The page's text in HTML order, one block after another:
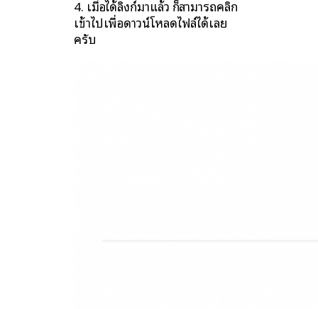
4. เมื่อได้ลิงก์มาแล้ว ก็สามารถคลิก
เข้าไปเพื่อดาวน์โหลดไฟล์ได้เลย
ครับ